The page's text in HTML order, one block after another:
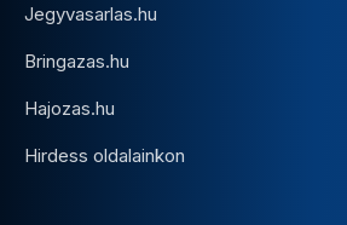
Jegyvasarlas.hu
Bringazas.hu
Hajozas.hu
Hirdess oldalainkon